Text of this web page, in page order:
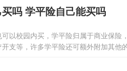
吗 学平险自己能买吗
以校园内买，学平险归属于商业保险
支等，许多学平险还可额外附加其他